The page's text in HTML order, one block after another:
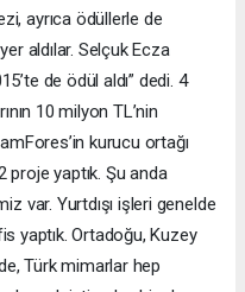
ayrıca ödüllerle de
aldılar. Selçuk Ecza
de ödül aldı” dedi. 4
10 milyon TL’nin
kurucu ortağı
proje yaptık. Şu anda
var. Yurtdışı işleri genelde
yaptık. Ortadoğu, Kuzey
Türk mimarlar hep